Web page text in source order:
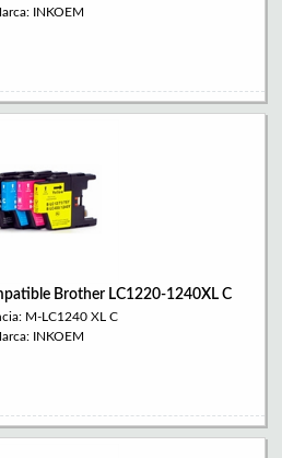
INKOEM
Brother LC1220-1240XL C
M-LC1240 XL C
INKOEM